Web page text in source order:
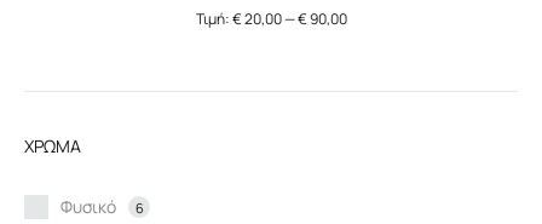
Τιμή:€ 20,00—€ 90,00
ΧΡΩΜΑ
Φυσικό 6